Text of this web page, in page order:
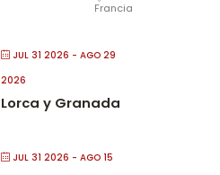
Francia
JUL 31 2026 - AGO 29
2026
Lorca y Granada
JUL 31 2026 - AGO 15